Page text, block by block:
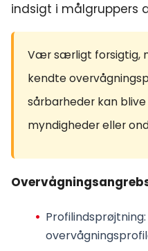
indsigt i målgruppers
Vær særligt forsigtig,
kendte
sårbarheder kan
myndigheder eller
Profilindsprøjtning